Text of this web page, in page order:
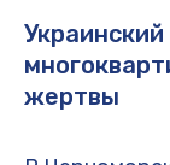
жертвы